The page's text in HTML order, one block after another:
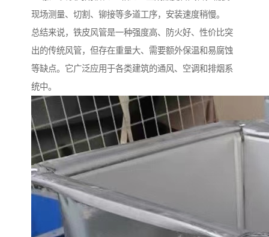
现场测量、切割、铆接等多道工序，安装速度稍慢。
总结来说，铁皮风管是一种强度高、防火好、性价比突
出的传统风管，但存在重量大、需要额外保温和易腐蚀
等缺点。它广泛应用于各类建筑的通风、空调和排烟系
统中。